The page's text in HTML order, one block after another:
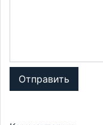
Отправить